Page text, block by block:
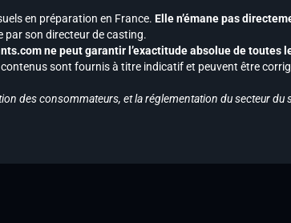
en préparation en France. Elle n’émane pas
par son directeur de casting.
ne peut garantir l’exactitude absolue de toutes
contenus sont fournis à titre indicatif et peuvent être
des consommateurs, et la réglementation du secteur du